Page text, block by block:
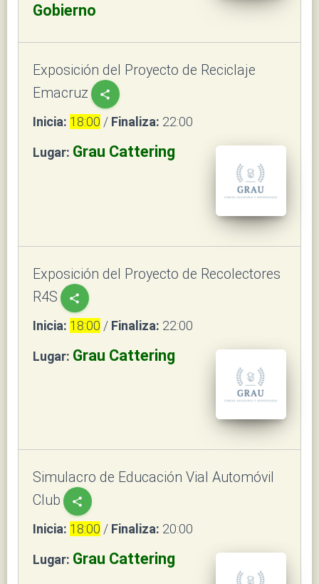
Gobierno
Exposición del Proyecto de Reciclaje
Emacruz
share
Inicia: 18:00 / Finaliza: 22:00
Lugar: Grau Cattering
Exposición del Proyecto de Recolectores
R4S
share
Inicia: 18:00 / Finaliza: 22:00
Lugar: Grau Cattering
Simulacro de Educación Vial Automóvil
Club
share
Inicia: 18:00 / Finaliza: 20:00
Lugar: Grau Cattering